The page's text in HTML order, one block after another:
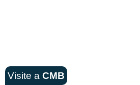
Visite a CMB